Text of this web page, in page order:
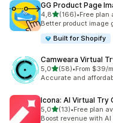
GG Product Page
4,8na 5 gwiazdek
(166)
Łączna liczba
•Free plan
Better product image
Built for Shopify
Camweara Virtual
5,0na 5 gwiazdek
(58)
Łączna liczba
•From $39/
Accurate and
Icona: AI Virtual Try
5,0na 5 gwiazdek
(13)
Łączna liczba
•Free plan
Boost revenue with